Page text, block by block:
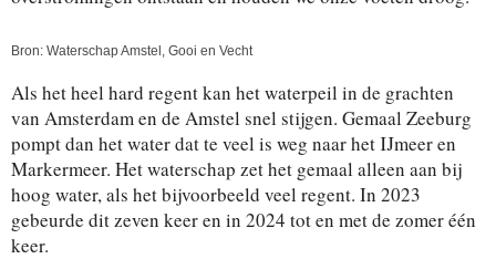
Bron: Waterschap Amstel, Gooi en Vecht
Als het heel hard regent kan het waterpeil in de grachten
van Amsterdam en de Amstel snel stijgen. Gemaal Zeeburg
pompt dan het water dat te veel is weg naar het IJmeer en
Markermeer. Het waterschap zet het gemaal alleen aan bij
hoog water, als het bijvoorbeeld veel regent. In 2023
gebeurde dit zeven keer en in 2024 tot en met de zomer één
keer.